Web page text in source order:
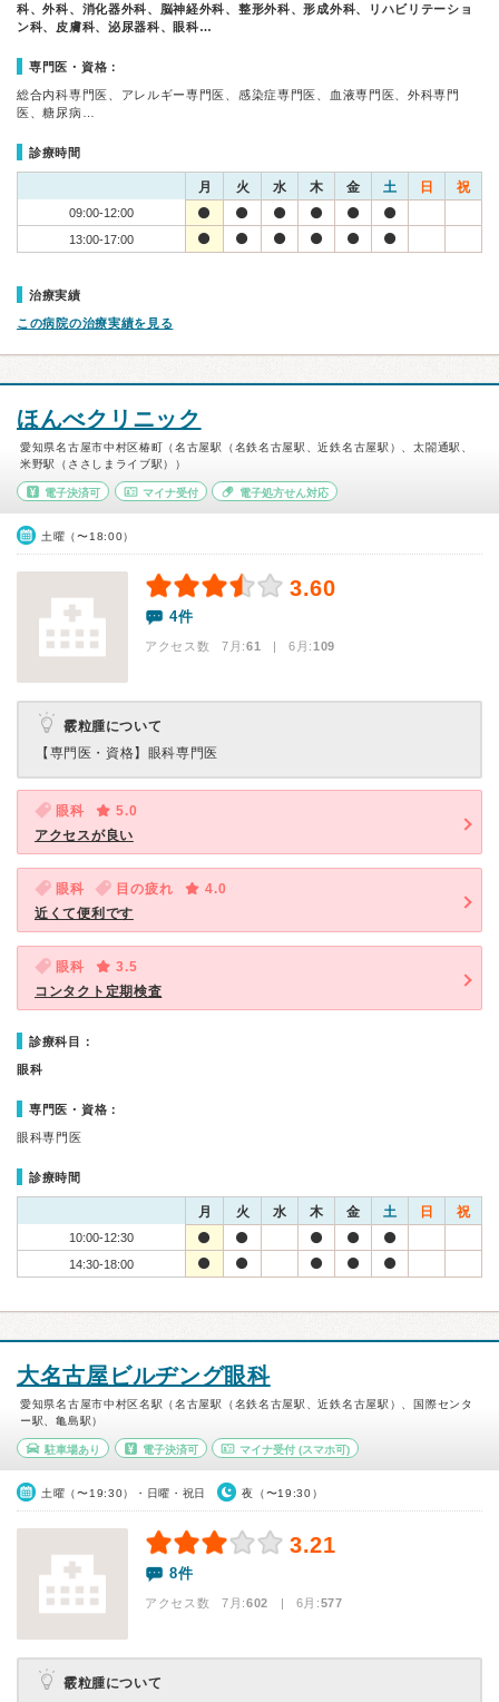
科、外科、消化器外科、脳神経外科、整形外科、形成外科、リハビリテーショ
ン科、皮膚科、泌尿器科、眼科…
専門医・資格：
総合内科専門医、アレルギー専門医、感染症専門医、血液専門医、外科専門
医、糖尿病…
診療時間
月 火 水 木 金 土 日 祝
09:00-12:00
13:00-17:00
治療実績
この病院の治療実績を見る
ほんべクリニック
愛知県名古屋市中村区椿町（名古屋駅（名鉄名古屋駅、近鉄名古屋駅）、太閤通駅、
米野駅（ささしまライブ駅））
電子決済可 マイナ受付 電子処方せん対応
土曜（〜18:00）
3.60
4件
アクセス数 7月:61 | 6月:109
霰粒腫について
【専門医・資格】 眼科専門医
眼科
5.0
アクセスが良い
眼科 目の疲れ
4.0
近くて便利です
眼科
3.5
コンタクト定期検査
診療科目：
眼科
専門医・資格：
眼科専門医
診療時間
月 火 水 木 金 土 日 祝
10:00-12:30
14:30-18:00
大名古屋ビルヂング眼科
愛知県名古屋市中村区名駅（名古屋駅（名鉄名古屋駅、近鉄名古屋駅）、国際センタ
ー駅、亀島駅）
駐車場あり 電子決済可 マイナ受付 (スマホ可)
土曜（〜19:30）・日曜・祝日 夜（〜19:30）
3.21
8件
アクセス数 7月:602 | 6月:577
霰粒腫について